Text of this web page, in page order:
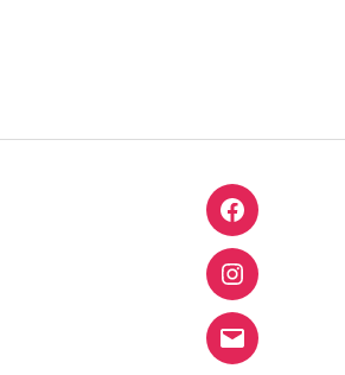
Facebook
Instagram
E-